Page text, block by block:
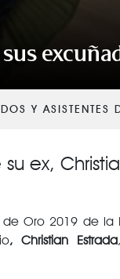
Y ASISTENTES
ex,
Oro 2019 de la
, Christian Estrada